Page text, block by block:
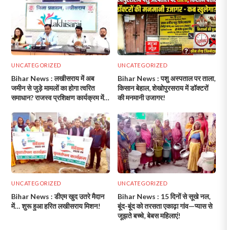
UNCATEGORIZED
Bihar News : लखीसराय में अब
जमीन से जुड़े मामलों का होगा त्वरित
समाधान? राजस्व प्रशिक्षण कार्यक्रम में
UNCATEGORIZED
Bihar News : पशु अस्पताल पर ताला,
किसान बेहाल, शेखोपुरसराय में डॉक्टरों
की मनमानी उजागर!
UNCATEGORIZED
Bihar News : डीएम खुद उतरे मैदान
में… शुरू हुआ हरित लखीसराय मिशन!
UNCATEGORIZED
Bihar News : 15 दिनों से सूखे नल,
बूंद-बूंद को तरसता एकाढ़ा गांव—प्यास से
जूझते बच्चे, बेबस महिलाएं!